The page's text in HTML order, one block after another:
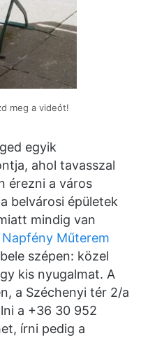
meg a videót!
egyik
ahol tavasszal
érezni a város
belvárosi épületek
mindig van
Napfény Műterem
szépen: közel
kis nyugalmat. A
a Széchenyi tér 2/a
a +36 30 952
írni pedig a